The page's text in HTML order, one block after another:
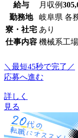
給与 月収例
勤務地
岐阜県 各
寮・社宅 あり
仕事内容 機械系工
＼最短45秒で完了／
応募へ進む
詳しく
見る